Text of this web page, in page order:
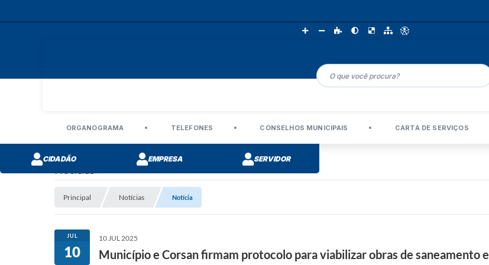
ORGANOGRAMA TELEFONES CONSELHOS MUNICIPAIS CARTA DE SERVIÇOS
CIDADÃO EMPRESA SERVIDOR
Principal Notícias Notícia
JUL
10
10 JUL 2025
Município e Corsan firmam protocolo para viabilizar obras de saneamento
d
i